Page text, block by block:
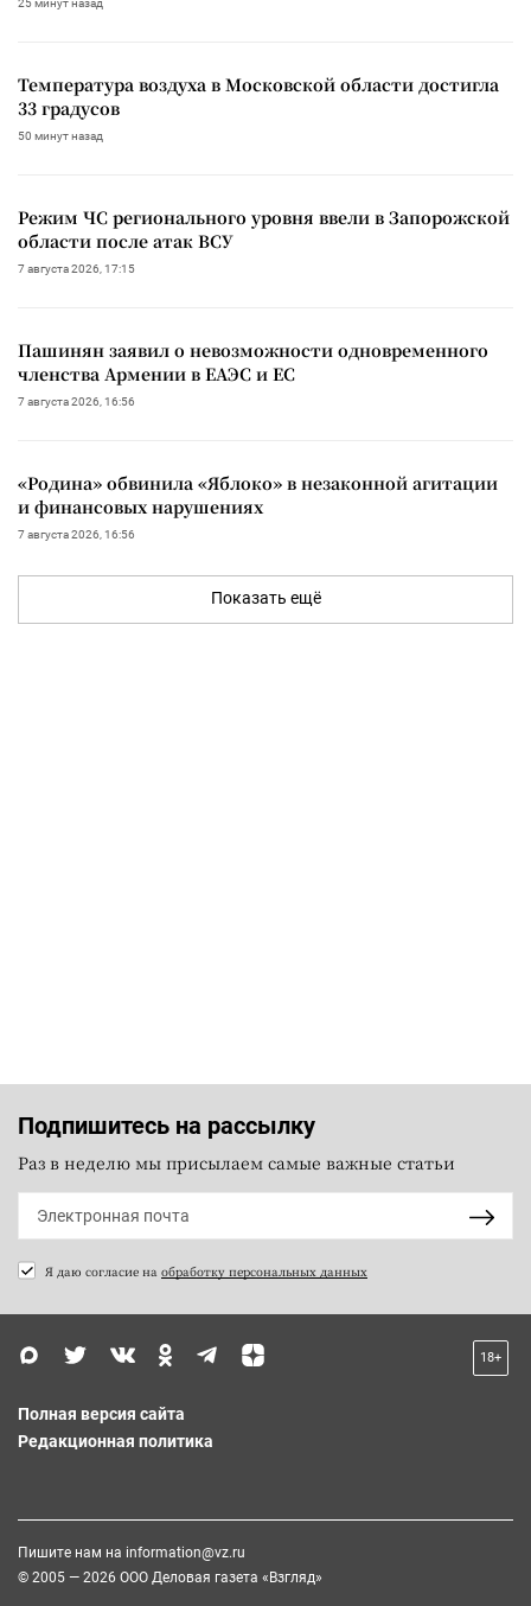
25 минут назад
Температура воздуха в Московской области достигла
33 градусов
50 минут назад
Режим ЧС регионального уровня ввели в Запорожской
области после атак ВСУ
7 августа 2026, 17:15
Пашинян заявил о невозможности одновременного
членства Армении в ЕАЭС и ЕС
7 августа 2026, 16:56
«Родина» обвинила «Яблоко» в незаконной агитации
и финансовых нарушениях
7 августа 2026, 16:56
Показать ещё
Подпишитесь на рассылку
Раз в неделю мы присылаем самые важные статьи
Я даю согласие на обработку персональных данных
18+
Полная версия сайта
Редакционная политика
Пишите нам на information@vz.ru
© 2005 — 2026 ООО Деловая газета «Взгляд»